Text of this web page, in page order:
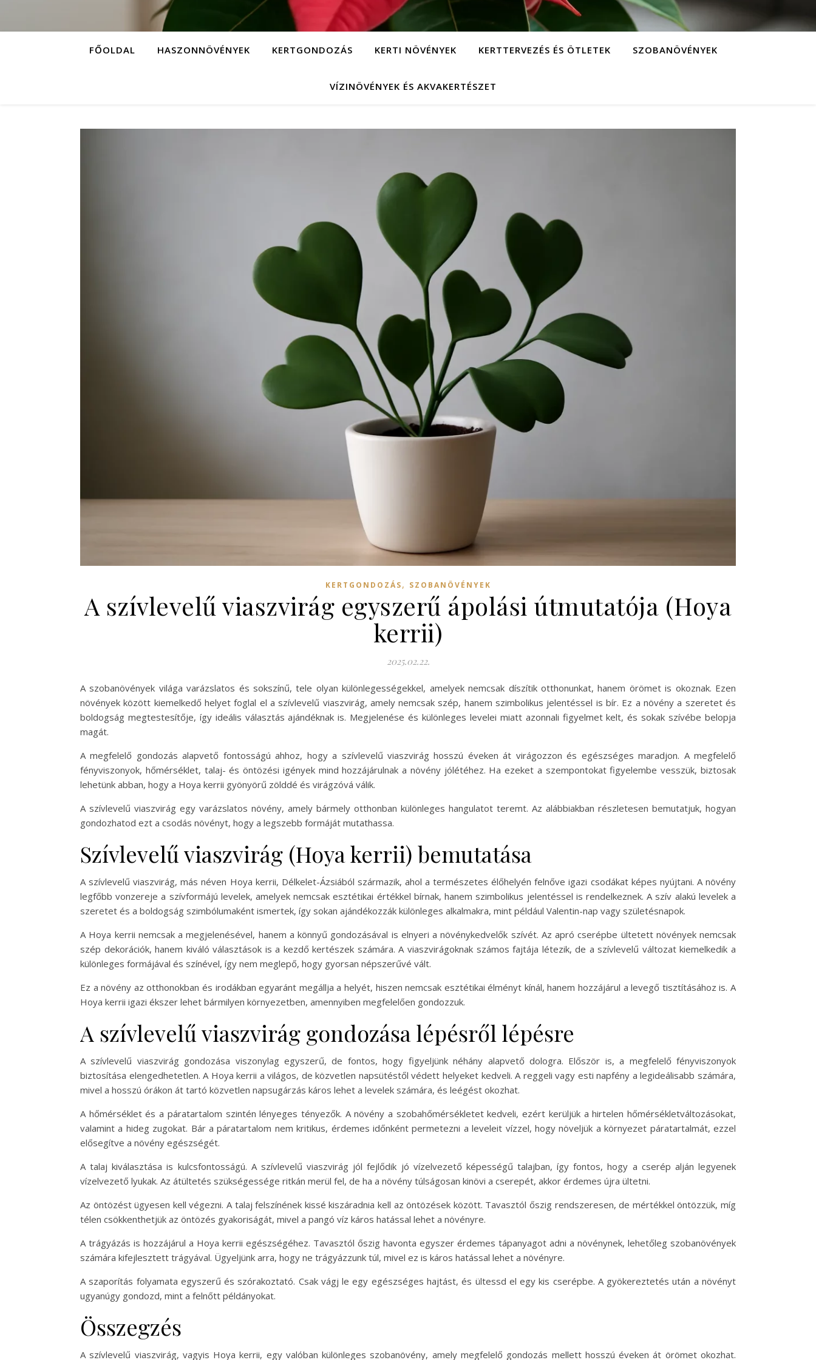
FŐOLDAL HASZONNÖVÉNYEK KERTGONDOZÁS KERTI NÖVÉNYEK KERTTERVEZÉS ÉS ÖTLETEK SZOBANÖVÉNYEK
VÍZINÖVÉNYEK ÉS AKVAKERTÉSZET
KERTGONDOZÁS, SZOBANÖVÉNYEK
A szívlevelű viaszvirág egyszerű ápolási útmutatója (Hoya
kerrii)
2025.02.22.
A szobanövények világa varázslatos és sokszínű, tele olyan különlegességekkel, amelyek nemcsak díszítik otthonunkat, hanem örömet is okoznak. Ezen
növények között kiemelkedő helyet foglal el a szívlevelű viaszvirág, amely nemcsak szép, hanem szimbolikus jelentéssel is bír. Ez a növény a szeretet és
boldogság megtestesítője, így ideális választás ajándéknak is. Megjelenése és különleges levelei miatt azonnali figyelmet kelt, és sokak szívébe belopja
magát.
A megfelelő gondozás alapvető fontosságú ahhoz, hogy a szívlevelű viaszvirág hosszú éveken át virágozzon és egészséges maradjon. A megfelelő
fényviszonyok, hőmérséklet, talaj- és öntözési igények mind hozzájárulnak a növény jólétéhez. Ha ezeket a szempontokat figyelembe vesszük, biztosak
lehetünk abban, hogy a Hoya kerrii gyönyörű zölddé és virágzóvá válik.
A szívlevelű viaszvirág egy varázslatos növény, amely bármely otthonban különleges hangulatot teremt. Az alábbiakban részletesen bemutatjuk, hogyan
gondozhatod ezt a csodás növényt, hogy a legszebb formáját mutathassa.
Szívlevelű viaszvirág (Hoya kerrii) bemutatása
A szívlevelű viaszvirág, más néven Hoya kerrii, Délkelet-Ázsiából származik, ahol a természetes élőhelyén felnőve igazi csodákat képes nyújtani. A növény
legfőbb vonzereje a szívformájú levelek, amelyek nemcsak esztétikai értékkel bírnak, hanem szimbolikus jelentéssel is rendelkeznek. A szív alakú levelek a
szeretet és a boldogság szimbólumaként ismertek, így sokan ajándékozzák különleges alkalmakra, mint például Valentin-nap vagy születésnapok.
A Hoya kerrii nemcsak a megjelenésével, hanem a könnyű gondozásával is elnyeri a növénykedvelők szívét. Az apró cserépbe ültetett növények nemcsak
szép dekorációk, hanem kiváló választások is a kezdő kertészek számára. A viaszvirágoknak számos fajtája létezik, de a szívlevelű változat kiemelkedik a
különleges formájával és színével, így nem meglepő, hogy gyorsan népszerűvé vált.
Ez a növény az otthonokban és irodákban egyaránt megállja a helyét, hiszen nemcsak esztétikai élményt kínál, hanem hozzájárul a levegő tisztításához is. A
Hoya kerrii igazi ékszer lehet bármilyen környezetben, amennyiben megfelelően gondozzuk.
A szívlevelű viaszvirág gondozása lépésről lépésre
A szívlevelű viaszvirág gondozása viszonylag egyszerű, de fontos, hogy figyeljünk néhány alapvető dologra. Először is, a megfelelő fényviszonyok
biztosítása elengedhetetlen. A Hoya kerrii a világos, de közvetlen napsütéstől védett helyeket kedveli. A reggeli vagy esti napfény a legideálisabb számára,
mivel a hosszú órákon át tartó közvetlen napsugárzás káros lehet a levelek számára, és leégést okozhat.
A hőmérséklet és a páratartalom szintén lényeges tényezők. A növény a szobahőmérsékletet kedveli, ezért kerüljük a hirtelen hőmérsékletváltozásokat,
valamint a hideg zugokat. Bár a páratartalom nem kritikus, érdemes időnként permetezni a leveleit vízzel, hogy növeljük a környezet páratartalmát, ezzel
elősegítve a növény egészségét.
A talaj kiválasztása is kulcsfontosságú. A szívlevelű viaszvirág jól fejlődik jó vízelvezető képességű talajban, így fontos, hogy a cserép alján legyenek
vízelvezető lyukak. Az átültetés szükségessége ritkán merül fel, de ha a növény túlságosan kinövi a cserepét, akkor érdemes újra ültetni.
Az öntözést ügyesen kell végezni. A talaj felszínének kissé kiszáradnia kell az öntözések között. Tavasztól őszig rendszeresen, de mértékkel öntözzük, míg
télen csökkenthetjük az öntözés gyakoriságát, mivel a pangó víz káros hatással lehet a növényre.
A trágyázás is hozzájárul a Hoya kerrii egészségéhez. Tavasztól őszig havonta egyszer érdemes tápanyagot adni a növénynek, lehetőleg szobanövények
számára kifejlesztett trágyával. Ügyeljünk arra, hogy ne trágyázzunk túl, mivel ez is káros hatással lehet a növényre.
A szaporítás folyamata egyszerű és szórakoztató. Csak vágj le egy egészséges hajtást, és ültessd el egy kis cserépbe. A gyökereztetés után a növényt
ugyanúgy gondozd, mint a felnőtt példányokat.
Összegzés
A szívlevelű viaszvirág, vagyis Hoya kerrii, egy valóban különleges szobanövény, amely megfelelő gondozás mellett hosszú éveken át örömet okozhat.